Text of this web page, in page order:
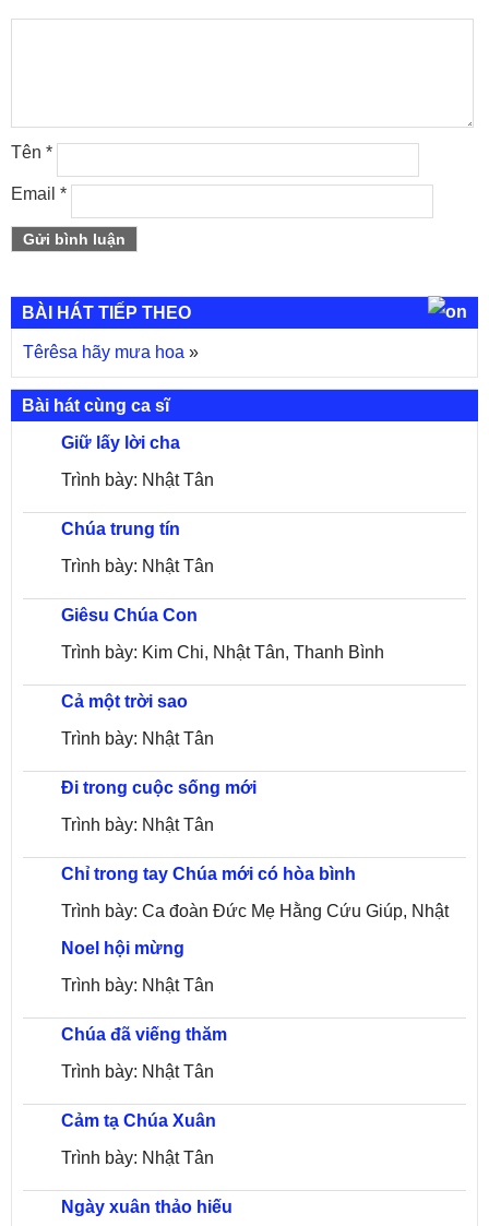
Tên *
Email *
BÀI HÁT TIẾP THEO
Têrêsa hãy mưa hoa »
Bài hát cùng ca sĩ
Giữ lấy lời cha
Trình bày: Nhật Tân
Chúa trung tín
Trình bày: Nhật Tân
Giêsu Chúa Con
Trình bày: Kim Chi, Nhật Tân, Thanh Bình
Cả một trời sao
Trình bày: Nhật Tân
Đi trong cuộc sống mới
Trình bày: Nhật Tân
Chỉ trong tay Chúa mới có hòa bình
Trình bày: Ca đoàn Đức Mẹ Hằng Cứu Giúp, Nhật
Noel hội mừng
Trình bày: Nhật Tân
Chúa đã viếng thăm
Trình bày: Nhật Tân
Cảm tạ Chúa Xuân
Trình bày: Nhật Tân
Ngày xuân thảo hiếu